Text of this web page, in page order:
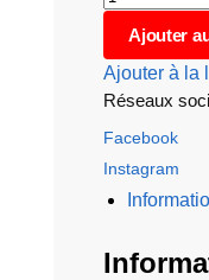
Ajouter
Ajouter à la
Réseaux
Facebook
Instagram